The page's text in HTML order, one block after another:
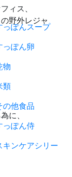
っぽんスープ
っぽん卵
物
類
の他食品
っぽん侍
キンケアシリー
ィス、
野外レジャ
に、